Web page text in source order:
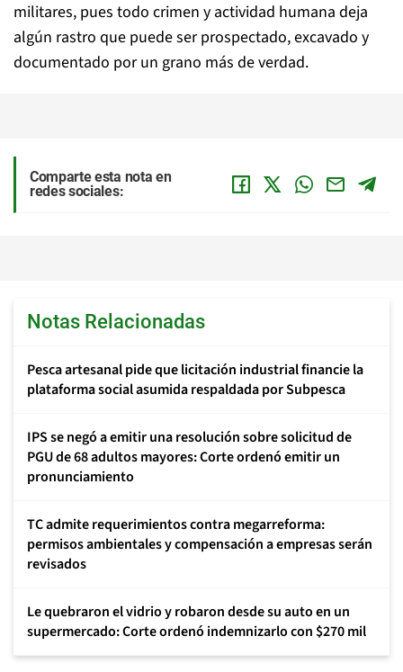
militares, pues todo crimen y actividad humana deja
algún rastro que puede ser prospectado, excavado y
documentado por un grano más de verdad.
Comparte esta nota en
redes sociales:
Notas Relacionadas
Pesca artesanal pide que licitación industrial financie la
plataforma social asumida respaldada por Subpesca
IPS se negó a emitir una resolución sobre solicitud de
PGU de 68 adultos mayores: Corte ordenó emitir un
pronunciamiento
TC admite requerimientos contra megarreforma:
permisos ambientales y compensación a empresas serán
revisados
Le quebraron el vidrio y robaron desde su auto en un
supermercado: Corte ordenó indemnizarlo con $270 mil